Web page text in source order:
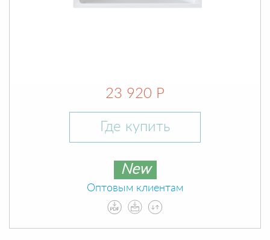
23 920 Р
Где купить
New
Оптовым клиентам